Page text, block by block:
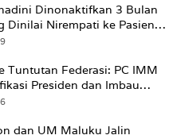
Dinonaktifkan 3 Bulan
Dinilai Nirempati ke Pasien
Tuntutan Federasi: PC IMM
Presiden dan Imbau
Merah Putih Di
dan UM Maluku Jalin